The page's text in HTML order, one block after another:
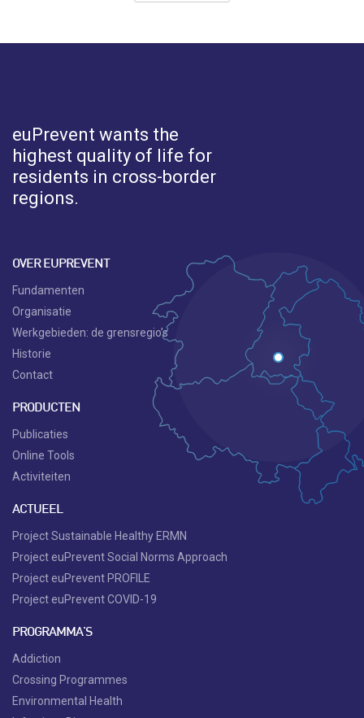
euPrevent wants the
highest quality of life for
residents in cross-border
regions.
OVER EUPREVENT
Fundamenten
Organisatie
Werkgebieden: de grensregio’s
Historie
Contact
PRODUCTEN
Publicaties
Online Tools
Activiteiten
ACTUEEL
Project Sustainable Healthy ERMN
Project euPrevent Social Norms Approach
Project euPrevent PROFILE
Project euPrevent COVID-19
PROGRAMMA'S
Addiction
Crossing Programmes
Environmental Health